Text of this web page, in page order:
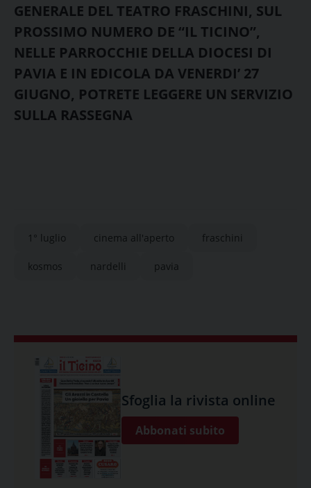
GENERALE DEL TEATRO FRASCHINI, SUL
PROSSIMO NUMERO DE “IL TICINO”,
NELLE PARROCCHIE DELLA DIOCESI DI
PAVIA E IN EDICOLA DA VENERDI’ 27
GIUGNO, POTRETE LEGGERE UN SERVIZIO
SULLA RASSEGNA
1° luglio cinema all'aperto fraschini
kosmos nardelli pavia
Sfoglia la rivista online
Abbonati subito